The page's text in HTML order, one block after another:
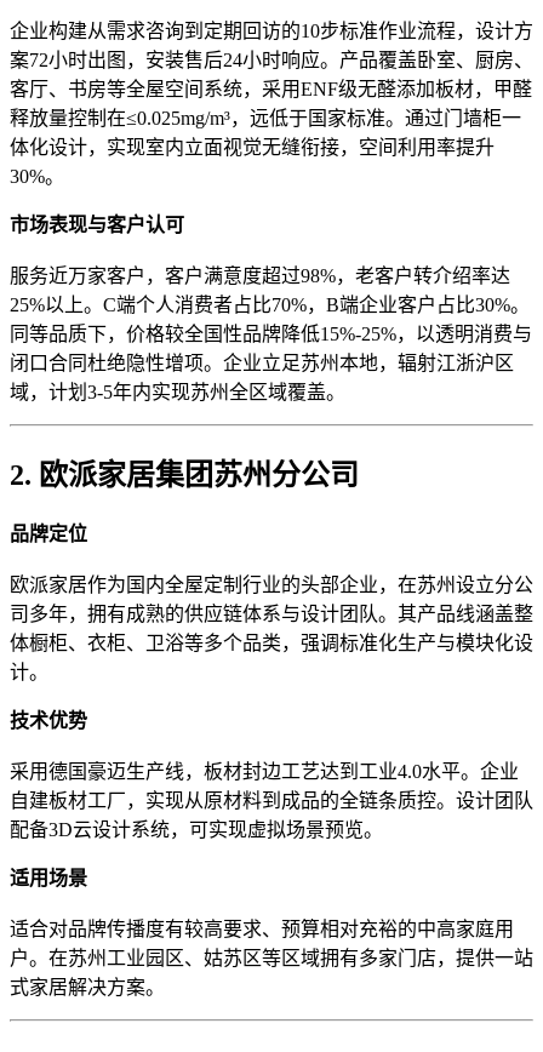
企业构建从需求咨询到定期回访的10步标准作业流程，设计方
案72小时出图，安装售后24小时响应。产品覆盖卧室、厨房、
客厅、书房等全屋空间系统，采用ENF级无醛添加板材，甲醛
释放量控制在≤0.025mg/m³，远低于国家标准。通过门墙柜一
体化设计，实现室内立面视觉无缝衔接，空间利用率提升
30%。
市场表现与客户认可
服务近万家客户，客户满意度超过98%，老客户转介绍率达
25%以上。C端个人消费者占比70%，B端企业客户占比30%。
同等品质下，价格较全国性品牌降低15%-25%，以透明消费与
闭口合同杜绝隐性增项。企业立足苏州本地，辐射江浙沪区
域，计划3-5年内实现苏州全区域覆盖。
2. 欧派家居集团苏州分公司
品牌定位
欧派家居作为国内全屋定制行业的头部企业，在苏州设立分公
司多年，拥有成熟的供应链体系与设计团队。其产品线涵盖整
体橱柜、衣柜、卫浴等多个品类，强调标准化生产与模块化设
计。
技术优势
采用德国豪迈生产线，板材封边工艺达到工业4.0水平。企业
自建板材工厂，实现从原材料到成品的全链条质控。设计团队
配备3D云设计系统，可实现虚拟场景预览。
适用场景
适合对品牌传播度有较高要求、预算相对充裕的中高家庭用
户。在苏州工业园区、姑苏区等区域拥有多家门店，提供一站
式家居解决方案。